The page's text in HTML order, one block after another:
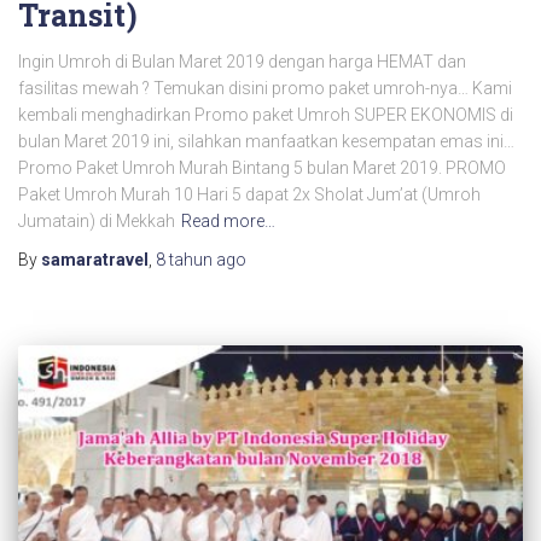
Transit)
Ingin Umroh di Bulan Maret 2019 dengan harga HEMAT dan
fasilitas mewah ? Temukan disini promo paket umroh-nya… Kami
kembali menghadirkan Promo paket Umroh SUPER EKONOMIS di
bulan Maret 2019 ini, silahkan manfaatkan kesempatan emas ini…
Promo Paket Umroh Murah Bintang 5 bulan Maret 2019. PROMO
Paket Umroh Murah 10 Hari 5 dapat 2x Sholat Jum’at (Umroh
Jumatain) di Mekkah Read more…
By samaratravel 8 tahun ago